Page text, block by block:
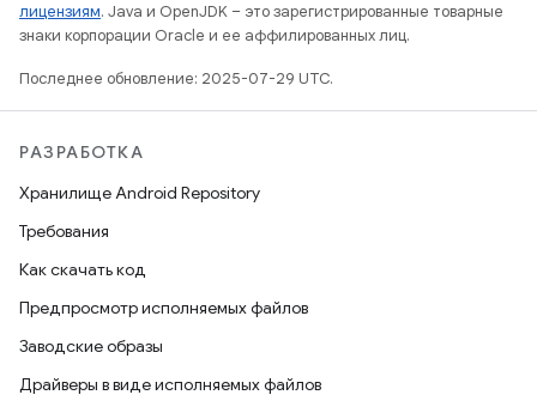
лицензиям. Java и OpenJDK – это зарегистрированные товарные
знаки корпорации Oracle и ее аффилированных лиц.
Последнее обновление: 2025-07-29 UTC.
РАЗРАБОТКА
Хранилище Android Repository
Требования
Как скачать код
Предпросмотр исполняемых файлов
Заводские образы
Драйверы в виде исполняемых файлов